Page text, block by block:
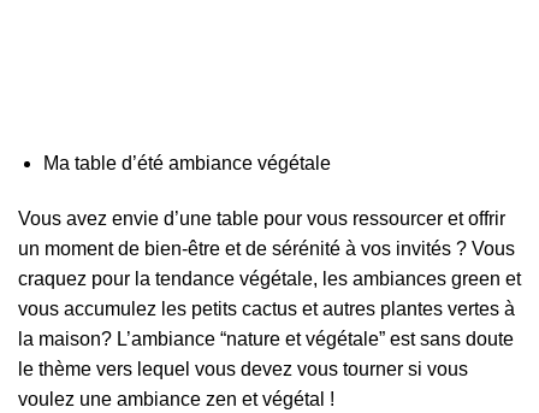
Ma table d’été ambiance végétale
Vous avez envie d’une table pour vous ressourcer et offrir
un moment de bien-être et de sérénité à vos invités ? Vous
craquez pour la tendance végétale, les ambiances green et
vous accumulez les petits cactus et autres plantes vertes à
la maison? L’ambiance “nature et végétale” est sans doute
le thème vers lequel vous devez vous tourner si vous
voulez une ambiance zen et végétal !